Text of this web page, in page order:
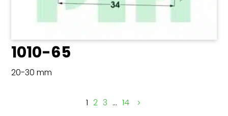
1010-65
20-30 mm
1 2 3 … 14